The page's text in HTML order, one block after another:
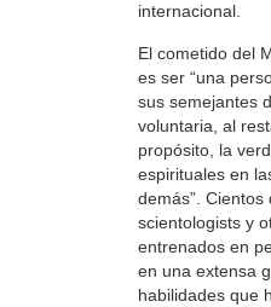
internacional.
El cometido del
es ser “una
sus semejantes
voluntaria, al
propósito, la
espirituales en
demás”. Cientos
scientologists y
entrenados en
en una extensa
habilidades que